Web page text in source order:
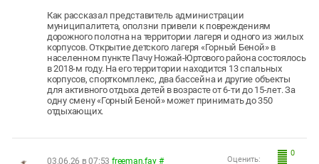
Как рассказал представитель администрации
муниципалитета, оползни привели к повреждениям
дорожного полотна на территории лагеря и одного из жилых
корпусов. Открытие детского лагеря «Горный Беной» в
населенном пункте Пачу Ножай-Юртового района состоялось
в 2018-м году. На его территории находится 13 спальных
корпусов, спорткомплекс, два бассейна и другие объекты
для активного отдыха детей в возрасте от 6-ти до 15-лет. За
одну смену «Горный Беной» может принимать до 350
отдыхающих.
0
Оценить:
03.06.26 в 07:53 freeman.fay #